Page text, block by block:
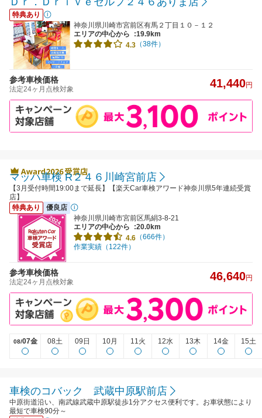
特典あり
神奈川県川崎市宮前区有馬２丁目１０－１２
エリアの中心から
:19.9km
4.3 （38件）
参考車検価格
法定24ヶ月点検対象 41,440円
マッハ車検 R２４６川崎宮前店
【3月受付時間19:00まで延長】【楽天Car車検アワード神奈川県5年連続受賞
店】
特典あり
優良店
神奈川県川崎市宮前区馬絹3-8-21
エリアの中心から
:20.0km
4.6 （666件）
作業実績（122件）
参考車検価格
法定24ヶ月点検対象 46,640円
08/07金 08土 09日 10月 11火 12水 13木 14金 15土
車検のコバック 武蔵中原駅前店
中原街道沿い、南武線武蔵中原駅徒歩1分アクセス便利です。お車状態により
最短で車検90分～